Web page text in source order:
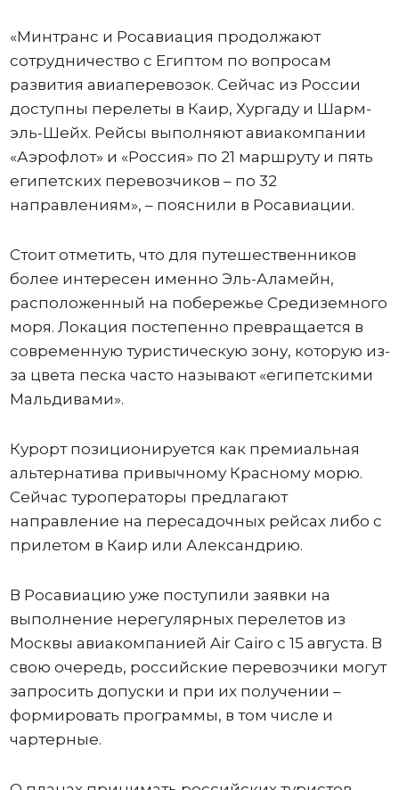
«Минтранс и Росавиация продолжают
сотрудничество с Египтом по вопросам
развития авиаперевозок. Сейчас из России
доступны перелеты в Каир, Хургаду и Шарм-
эль-Шейх. Рейсы выполняют авиакомпании
«Аэрофлот» и «Россия» по 21 маршруту и пять
египетских перевозчиков – по 32
направлениям», – пояснили в Росавиации.
Стоит отметить, что для путешественников
более интересен именно Эль-Аламейн,
расположенный на побережье Средиземного
моря. Локация постепенно превращается в
современную туристическую зону, которую из-
за цвета песка часто называют «египетскими
Мальдивами».
Курорт позиционируется как премиальная
альтернатива привычному Красному морю.
Сейчас туроператоры предлагают
направление на пересадочных рейсах либо с
прилетом в Каир или Александрию.
В Росавиацию уже поступили заявки на
выполнение нерегулярных перелетов из
Москвы авиакомпанией Air Cairo с 15 августа. В
свою очередь, российские перевозчики могут
запросить допуски и при их получении –
формировать программы, в том числе и
чартерные.